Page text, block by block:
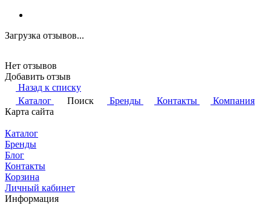
Загрузка отзывов...
Нет отзывов
Добавить отзыв
Назад к списку
Каталог
Поиск Бренды Контакты
Компания
Карта сайта
Каталог
Бренды
Блог
Контакты
Корзина
Личный кабинет
Информация